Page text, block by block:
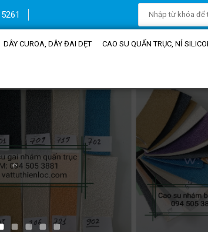
DÂY CUROA, DÂY ĐAI DẸT CAO SU QUẤN TRỤC, NỈ